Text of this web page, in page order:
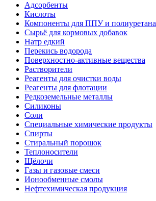
Адсорбенты
Кислоты
Компоненты для ППУ и полиуретана
Сырьё для кормовых добавок
Натр едкий
Перекись водорода
Поверхностно-активные вещества
Растворители
Реагенты для очистки воды
Реагенты для флотации
Редкоземельные металлы
Силиконы
Соли
Специальные химические продукты
Спирты
Стиральный порошок
Теплоносители
Щёлочи
Газы и газовые смеси
Ионообменные смолы
Нефтехимическая продукция